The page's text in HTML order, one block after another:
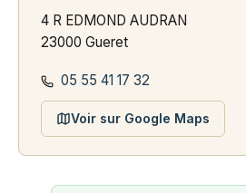
4 R EDMOND AUDRAN
23000 Gueret
05 55 41 17 32
Voir sur Google Maps